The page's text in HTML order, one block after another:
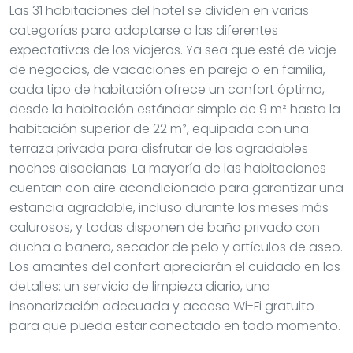
Las 31 habitaciones del hotel se dividen en varias
categorías para adaptarse a las diferentes
expectativas de los viajeros. Ya sea que esté de viaje
de negocios, de vacaciones en pareja o en familia,
cada tipo de habitación ofrece un confort óptimo,
desde la habitación estándar simple de 9 m² hasta la
habitación superior de 22 m², equipada con una
terraza privada para disfrutar de las agradables
noches alsacianas. La mayoría de las habitaciones
cuentan con aire acondicionado para garantizar una
estancia agradable, incluso durante los meses más
calurosos, y todas disponen de baño privado con
ducha o bañera, secador de pelo y artículos de aseo.
Los amantes del confort apreciarán el cuidado en los
detalles: un servicio de limpieza diario, una
insonorización adecuada y acceso Wi-Fi gratuito
para que pueda estar conectado en todo momento.